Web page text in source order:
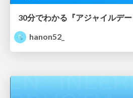
30分でわかる『アジャイルデー
hanon52_